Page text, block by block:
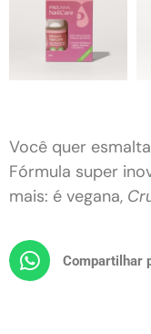
Você quer
Fórmula super
mais: é vegana,
Compartilhar